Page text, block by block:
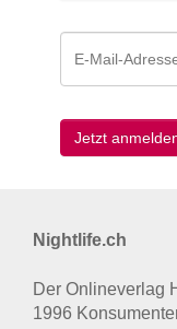
Nightlife.ch
Der Onlineverlag
1996